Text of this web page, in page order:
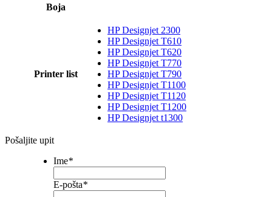
Boja
Printer list
HP Designjet 2300
HP Designjet T610
HP Designjet T620
HP Designjet T770
HP Designjet T790
HP Designjet T1100
HP Designjet T1120
HP Designjet T1200
HP Designjet t1300
Pošaljite upit
Ime*
E-pošta*